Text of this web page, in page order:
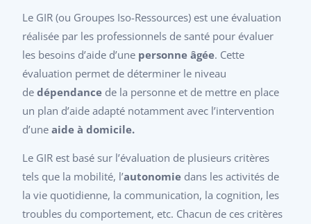
Le GIR (ou Groupes Iso-Ressources) est une évaluation
réalisée par les professionnels de santé pour évaluer
les besoins d’aide d’une personne âgée. Cette
évaluation permet de déterminer le niveau
dedépendance de la personne et de mettre en place
un plan d’aide adapté notamment avec l’intervention
d’uneaide à domicile.
Le GIR est basé sur l’évaluation de plusieurs critères
tels que la mobilité, l’autonomie dans les activités de
la vie quotidienne, la communication, la cognition, les
troubles du comportement, etc. Chacun de ces critères